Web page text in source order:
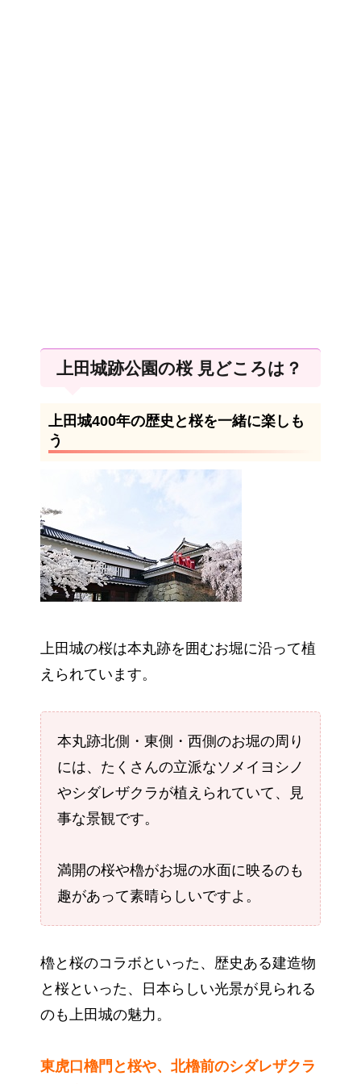
上田城跡公園の桜 見どころは？
上田城400年の歴史と桜を一緒に楽しも
う
上田城の桜は本丸跡を囲むお堀に沿って植
えられています。
本丸跡北側・東側・西側のお堀の周り
には、たくさんの立派なソメイヨシノ
やシダレザクラが植えられていて、見
事な景観です。
満開の桜や櫓がお堀の水面に映るのも
趣があって素晴らしいですよ。
櫓と桜のコラボといった、歴史ある建造物
と桜といった、日本らしい光景が見られる
のも上田城の魅力。
東虎口櫓門と桜や、北櫓前のシダレザクラ